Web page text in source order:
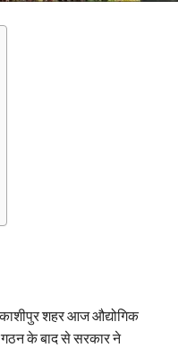
शहर आज औद्योगिक
के बाद से सरकार ने